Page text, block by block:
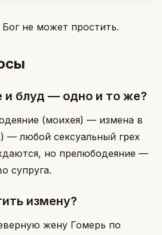
не может простить.
и блуд — одно и то же?
(моихея) — измена в
— любой сексуальный грех
но прелюбодеяние —
супруга.
измену?
жену Гомерь по